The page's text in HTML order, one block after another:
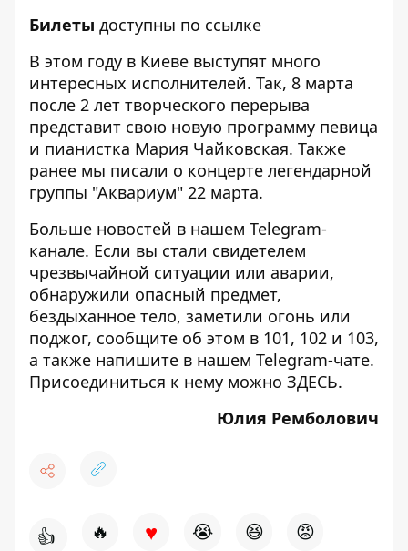
Билеты доступны по ссылке
В этом году в Киеве выступят много
интересных исполнителей. Так, 8 марта
после 2 лет творческого перерыва
представит свою новую программу певица
и пианистка Мария Чайковская. Также
ранее мы писали о концерте легендарной
группы "Аквариум" 22 марта.
Больше новостей в нашем Telegram-
канале. Если вы стали свидетелем
чрезвычайной ситуации или аварии,
обнаружили опасный предмет,
бездыханное тело, заметили огонь или
поджог, сообщите об этом в 101, 102 и 103,
а также напишите в нашем Telegram-чате.
Присоединиться к нему можно ЗДЕСЬ.
Юлия Ремболович
👍 🔥 ♥ 😭 😆 😡